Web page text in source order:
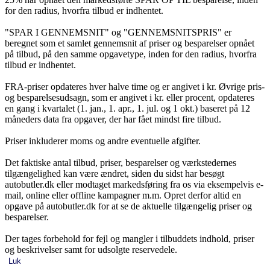
for den radius, hvorfra tilbud er indhentet.
"SPAR I GENNEMSNIT" og "GENNEMSNITSPRIS" er
beregnet som et samlet gennemsnit af priser og besparelser opnået
på tilbud, på den samme opgavetype, inden for den radius, hvorfra
tilbud er indhentet.
FRA-priser opdateres hver halve time og er angivet i kr. Øvrige pris-
og besparelsesudsagn, som er angivet i kr. eller procent, opdateres
en gang i kvartalet (1. jan., 1. apr., 1. jul. og 1 okt.) baseret på 12
måneders data fra opgaver, der har fået mindst fire tilbud.
Priser inkluderer moms og andre eventuelle afgifter.
Det faktiske antal tilbud, priser, besparelser og værkstedernes
tilgængelighed kan være ændret, siden du sidst har besøgt
autobutler.dk eller modtaget markedsføring fra os via eksempelvis e-
mail, online eller offline kampagner m.m. Opret derfor altid en
opgave på autobutler.dk for at se de aktuelle tilgængelig priser og
besparelser.
Der tages forbehold for fejl og mangler i tilbuddets indhold, priser
og beskrivelser samt for udsolgte reservedele.
Luk